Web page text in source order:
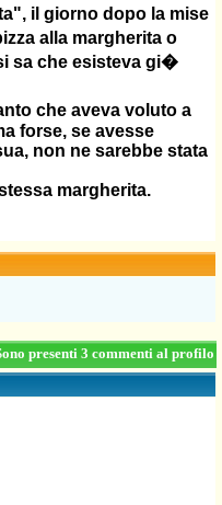
il giorno dopo la mise
alla margherita o
sa che esisteva gi�
che aveva voluto a
forse, se avesse
non ne sarebbe stata
margherita.
presenti 3 commenti al profilo